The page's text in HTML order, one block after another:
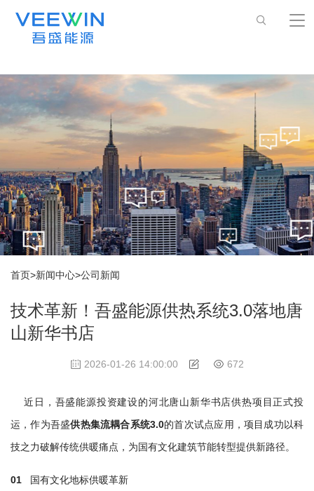
首页>新闻中心>公司新闻
技术革新！吾盛能源供热系统3.0落地唐
山新华书店
2026-01-26 14:00:00 672
近日，吾盛能源投资建设的河北唐山新华书店供热项目正式投
运，作为吾盛供热集流耦合系统3.0的首次试点应用，项目成功以科
技之力破解传统供暖痛点，为国有文化建筑节能转型提供新路径。
01
国有文化地标供暖革新